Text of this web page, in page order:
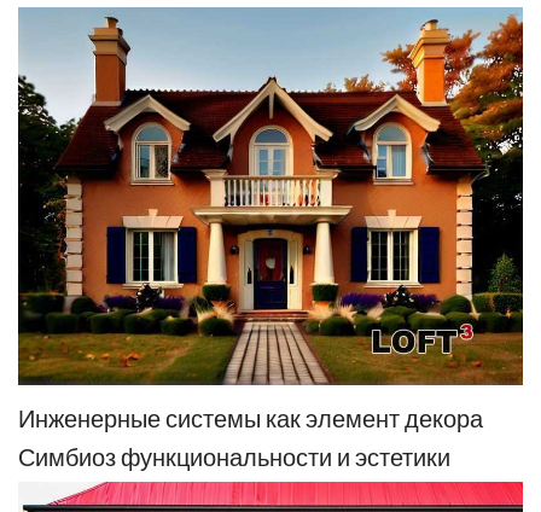
Инженерные системы как элемент декора
Симбиоз функциональности и эстетики